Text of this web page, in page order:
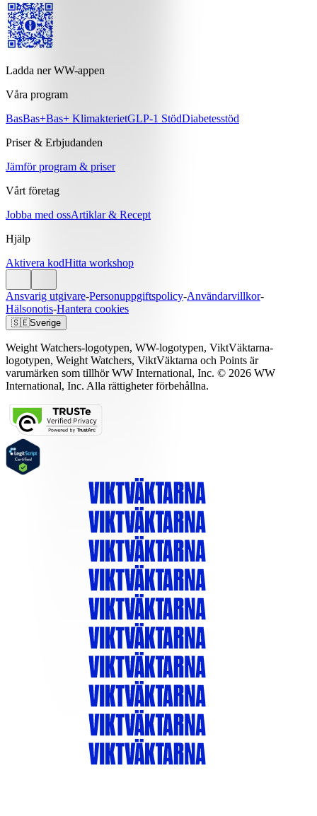
Ladda ner WW-appen
Våra program
BasBas+Bas+ KlimakterietGLP-1 StödDiabetesstöd
Priser & Erbjudanden
Jämför program & priser
Vårt företag
Jobba med ossArtiklar & Recept
Hjälp
Aktivera kodHitta workshop
Ansvarig utgivare-Personuppgiftspolicy-Användarvillkor-
Hälsonotis-Hantera cookies
🇸🇪Sverige
Weight Watchers-logotypen, WW-logotypen, ViktVäktarna-
logotypen, Weight Watchers, ViktVäktarna och Points är
varumärken som tillhör WW International, Inc. © 2026 WW
International, Inc. Alla rättigheter förbehållna.